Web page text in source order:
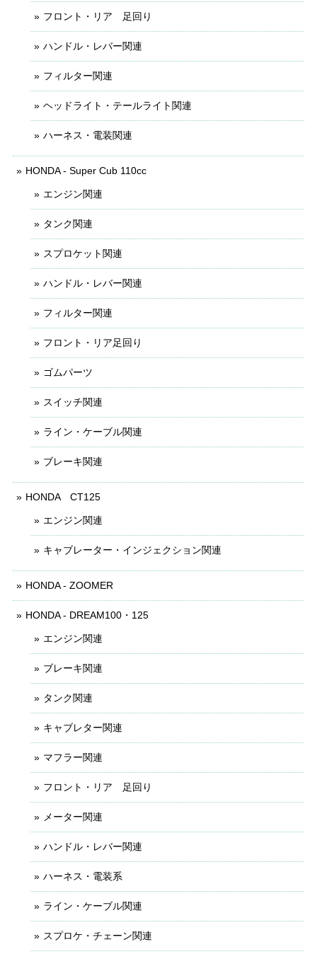
フロント・リア 足回り
ハンドル・レバー関連
フィルター関連
ヘッドライト・テールライト関連
ハーネス・電装関連
HONDA - Super Cub 110cc
エンジン関連
タンク関連
スプロケット関連
ハンドル・レバー関連
フィルター関連
フロント・リア足回り
ゴムパーツ
スイッチ関連
ライン・ケーブル関連
ブレーキ関連
HONDA CT125
エンジン関連
キャブレーター・インジェクション関連
HONDA - ZOOMER
HONDA - DREAM100・125
エンジン関連
ブレーキ関連
タンク関連
キャブレター関連
マフラー関連
フロント・リア 足回り
メーター関連
ハンドル・レバー関連
ハーネス・電装系
ライン・ケーブル関連
スプロケ・チェーン関連